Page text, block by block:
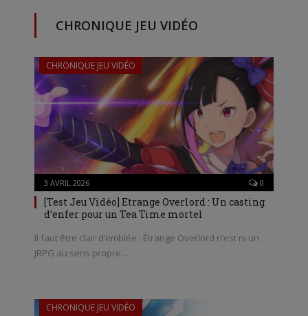
CHRONIQUE JEU VIDÉO
CHRONIQUE JEU VIDÉO
3 AVRIL 2026 0
[Test Jeu Vidéo] Etrange Overlord : Un casting
d’enfer pour un Tea Time mortel
Il faut être clair d’emblée : Étrange Overlord n’est ni un
JRPG au sens propre…
CHRONIQUE JEU VIDÉO